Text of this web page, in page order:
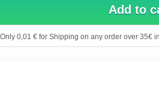
Add to
Only 0,01 € for Shipping on any order over 35€